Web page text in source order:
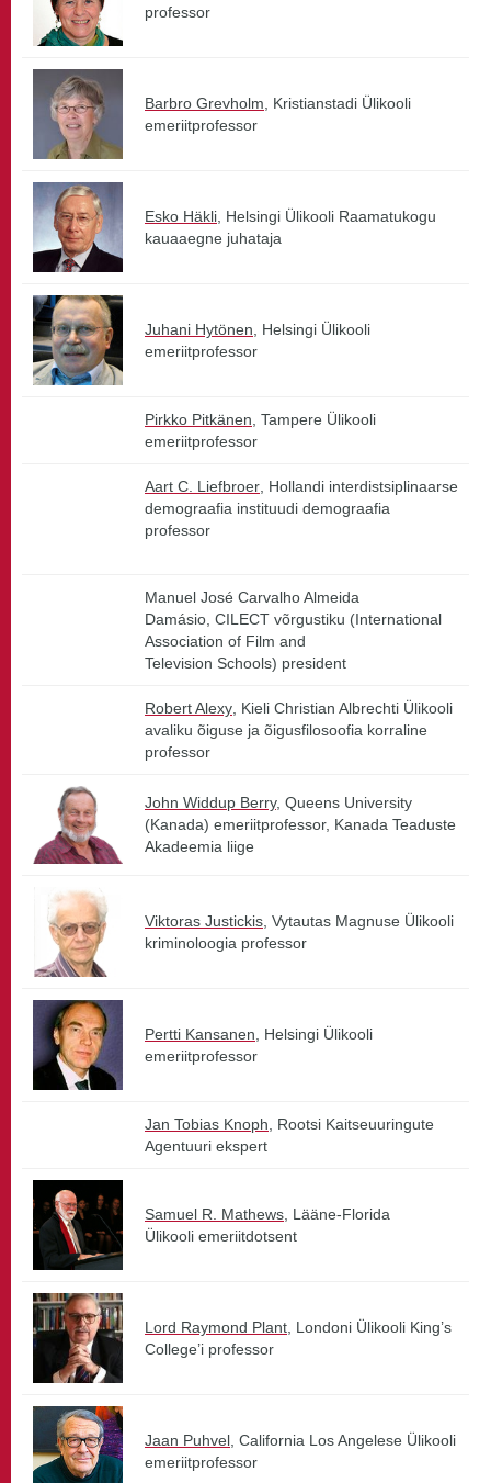
professor
Barbro Grevholm , Kristianstadi Ülikooli
emeriitprofessor
Esko Häkli , Helsingi Ülikooli Raamatukogu
kauaaegne juhataja
Juhani Hytönen , Helsingi Ülikooli
emeriitprofessor
Pirkko Pitkänen , Tampere Ülikooli
emeriitprofessor
Aart C. Liefbroer , Hollandi interdistsiplinaarse
demograafia instituudi demograafia
professor
Manuel José Carvalho Almeida
Damásio, CILECT võrgustiku (International
Association of Film and
Television Schools) president
Robert Alexy , Kieli Christian Albrechti Ülikooli
avaliku õiguse ja õigusfilosoofia korraline
professor
John Widdup Berry, Queens University
(Kanada) emeriitprofessor, Kanada Teaduste
Akadeemia liige
Viktoras Justickis , Vytautas Magnuse Ülikooli
kriminoloogia professor
Pertti Kansanen , Helsingi Ülikooli
emeriitprofessor
Jan Tobias Knoph , Rootsi Kaitseuuringute
Agentuuri ekspert
Samuel R. Mathews , Lääne-Florida
Ülikooli emeriitdotsent
Lord Raymond Plant , Londoni Ülikooli King’s
College’i professor
Jaan Puhvel , California Los Angelese Ülikooli
emeriitprofessor